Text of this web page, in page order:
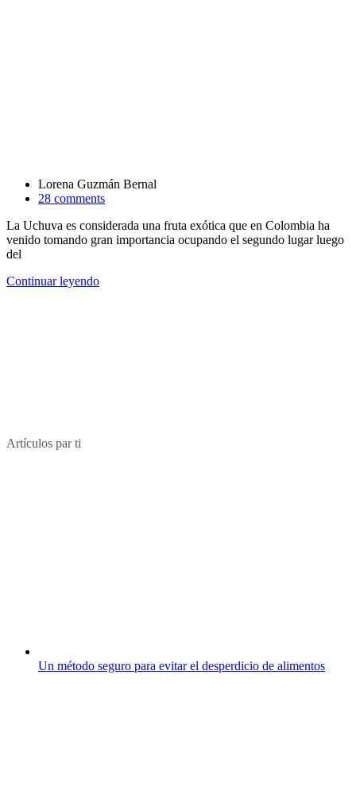
Lorena Guzmán Bernal
28 comments
La Uchuva es considerada una fruta exótica que en Colombia ha
venido tomando gran importancia ocupando el segundo lugar luego
del
Continuar leyendo
Artículos par ti
Un método seguro para evitar el desperdicio de alimentos